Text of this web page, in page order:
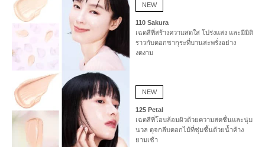
NEW
110 Sakura
เฉดสีที่สร้างความสดใส โปร่งแสง และมีมิติ
ราวกับดอกซากุระที่บานสะพรั่งอย่าง
งดงาม
NEW
125 Petal
เฉดสีที่โอบล้อมผิวด้วยความสดชื่นและนุ่ม
นวล ดุจกลีบดอกไม้ที่ชุ่มชื้นด้วยน้ำค้าง
ยามเช้า